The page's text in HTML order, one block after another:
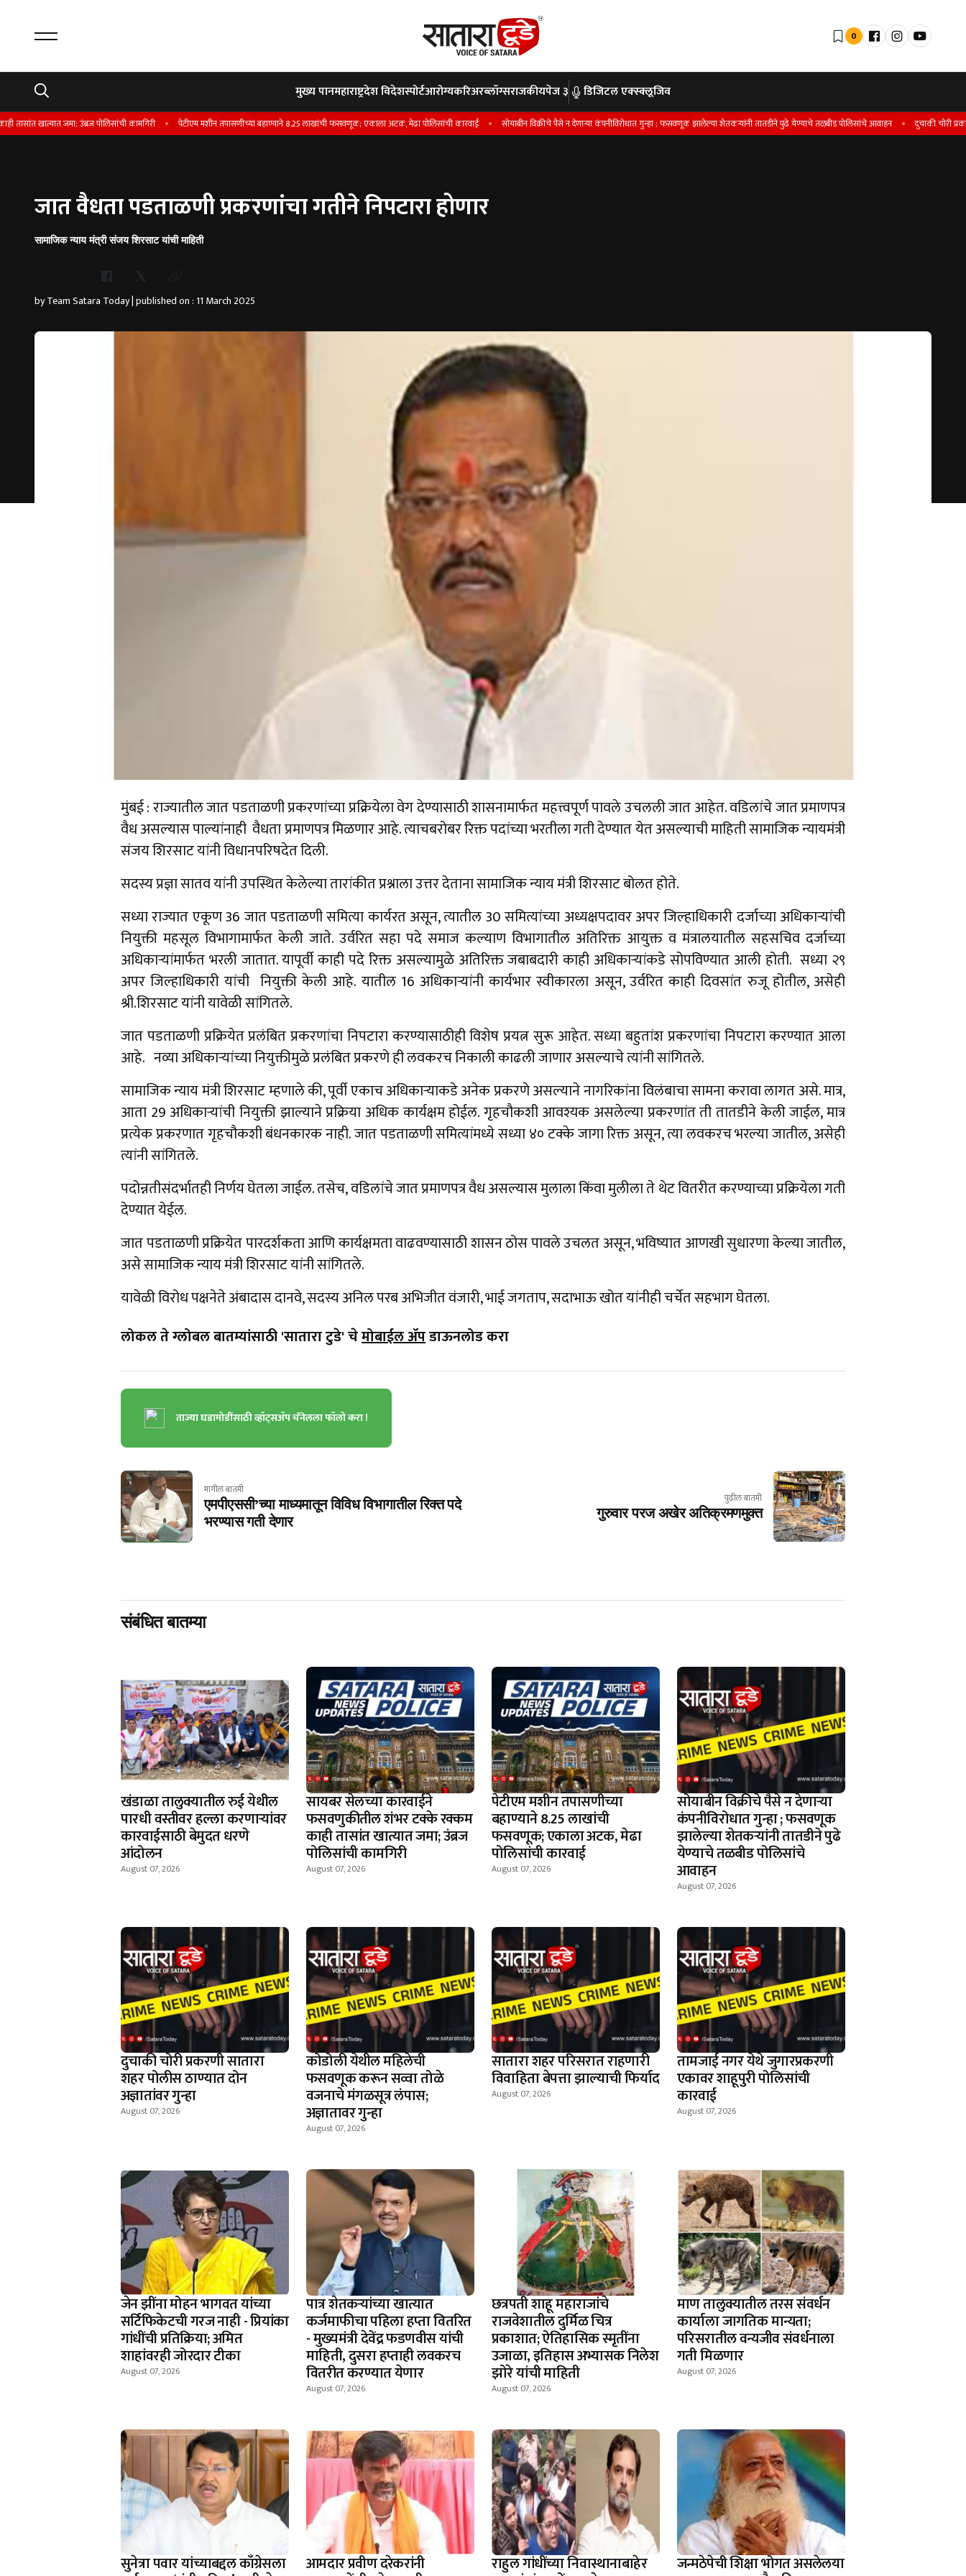
0
मुख्य पानमहाराष्ट्रदेश विदेशस्पोर्टआरोग्यकरिअरब्लॉग्सराजकीयपेज ३ डिजिटल एक्स्क्लूजिव
जमा; उंब्रज पोलिसांची कामगिरी पेटीएम मशीन तपासणीच्या बहाण्याने 8.25 लाखांची फसवणूक; एकाला अटक, मेढा पोलिसांची कारवाई सोयाबीन विक्रीचे पैसे न देणार्‍या कंपनीविरोधात गुन्हा ; फसवणूक झालेल्या शेतकर्‍यांनी तातडीने पुढे येण्याचे तळबीड पोलिसांचे आवाहन दुचाकी चोरी प्रकरणी सातारा
जात वैधता पडताळणी प्रकरणांचा गतीने निपटारा होणार
सामाजिक न्याय मंत्री संजय शिरसाट यांची माहिती
by Team Satara Today | published on : 11 March 2025
मुंबई : राज्यातील जात पडताळणी प्रकरणांच्या प्रक्रियेला वेग देण्यासाठी शासनामार्फत महत्त्वपूर्ण पावले उचलली जात आहेत. वडिलांचे जात प्रमाणपत्र
वैध असल्यास पाल्यांनाही वैधता प्रमाणपत्र मिळणार आहे. त्याचबरोबर रिक्त पदांच्या भरतीला गती देण्यात येत असल्याची माहिती सामाजिक न्यायमंत्री
संजय शिरसाट यांनी विधानपरिषदेत दिली.
सदस्य प्रज्ञा सातव यांनी उपस्थित केलेल्या तारांकीत प्रश्नाला उत्तर देताना सामाजिक न्याय मंत्री शिरसाट बोलत होते.
सध्या राज्यात एकूण 36 जात पडताळणी समित्या कार्यरत असून, त्यातील 30 समित्यांच्या अध्यक्षपदावर अपर जिल्हाधिकारी दर्जाच्या अधिकाऱ्यांची
नियुक्ती महसूल विभागामार्फत केली जाते. उर्वरित सहा पदे समाज कल्याण विभागातील अतिरिक्त आयुक्त व मंत्रालयातील सहसचिव दर्जाच्या
अधिकाऱ्यांमार्फत भरली जातात. यापूर्वी काही पदे रिक्त असल्यामुळे अतिरिक्त जबाबदारी काही अधिकाऱ्यांकडे सोपविण्यात आली होती. सध्या २९
अपर जिल्हाधिकारी यांची नियुक्ती केली आहे. यातील 16 अधिकाऱ्यांनी कार्यभार स्वीकारला असून, उर्वरित काही दिवसांत रुजू होतील, असेही
श्री.शिरसाट यांनी यावेळी सांगितले.
जात पडताळणी प्रक्रियेत प्रलंबित प्रकरणांचा निपटारा करण्यासाठीही विशेष प्रयत्न सुरू आहेत. सध्या बहुतांश प्रकरणांचा निपटारा करण्यात आला
आहे. नव्या अधिकाऱ्यांच्या नियुक्तीमुळे प्रलंबित प्रकरणे ही लवकरच निकाली काढली जाणार असल्याचे त्यांनी सांगितले.
सामाजिक न्याय मंत्री शिरसाट म्हणाले की, पूर्वी एकाच अधिकाऱ्याकडे अनेक प्रकरणे असल्याने नागरिकांना विलंबाचा सामना करावा लागत असे. मात्र,
आता 29 अधिकाऱ्यांची नियुक्ती झाल्याने प्रक्रिया अधिक कार्यक्षम होईल. गृहचौकशी आवश्यक असलेल्या प्रकरणांत ती तातडीने केली जाईल, मात्र
प्रत्येक प्रकरणात गृहचौकशी बंधनकारक नाही. जात पडताळणी समित्यांमध्ये सध्या ४० टक्के जागा रिक्त असून, त्या लवकरच भरल्या जातील, असेही
त्यांनी सांगितले.
पदोन्नतीसंदर्भातही निर्णय घेतला जाईल. तसेच, वडिलांचे जात प्रमाणपत्र वैध असल्यास मुलाला किंवा मुलीला ते थेट वितरीत करण्याच्या प्रक्रियेला गती
देण्यात येईल.
जात पडताळणी प्रक्रियेत पारदर्शकता आणि कार्यक्षमता वाढवण्यासाठी शासन ठोस पावले उचलत असून, भविष्यात आणखी सुधारणा केल्या जातील,
असे सामाजिक न्याय मंत्री शिरसाट यांनी सांगितले.
यावेळी विरोध पक्षनेते अंबादास दानवे, सदस्य अनिल परब अभिजीत वंजारी, भाई जगताप, सदाभाऊ खोत यांनीही चर्चेत सहभाग घेतला.
लोकल ते ग्लोबल बातम्यांसाठी 'सातारा टुडे' चेमोबाईल ॲपडाऊनलोड करा
ताज्या घडामोडींसाठी व्हॉट्सॲप चॅनेलला फॉलो करा !
मागील बातमी
एमपीएससी’च्या माध्यमातून विविध विभागातील रिक्त पदे
भरण्यास गती देणार
पुढील बातमी
गुरुवार परज अखेर अतिक्रमणमुक्त
संबंधित बातम्या
खंडाळा तालुक्यातील रुई येथील
पारधी वस्तीवर हल्ला करणाऱ्यांवर
कारवाईसाठी बेमुदत धरणे
आंदोलन
August 07, 2026
सायबर सेलच्या कारवाईने
फसवणुकीतील शंभर टक्के रक्कम
काही तासांत खात्यात जमा; उंब्रज
पोलिसांची कामगिरी
August 07, 2026
पेटीएम मशीन तपासणीच्या
बहाण्याने 8.25 लाखांची
फसवणूक; एकाला अटक, मेढा
पोलिसांची कारवाई
August 07, 2026
सोयाबीन विक्रीचे पैसे न देणार्‍या
कंपनीविरोधात गुन्हा ; फसवणूक
झालेल्या शेतकर्‍यांनी तातडीने पुढे
येण्याचे तळबीड पोलिसांचे
आवाहन
August 07, 2026
दुचाकी चोरी प्रकरणी सातारा
शहर पोलीस ठाण्यात दोन
अज्ञातांवर गुन्हा
August 07, 2026
कोडोली येथील महिलेची
फसवणूक करून सव्वा तोळे
वजनाचे मंगळसूत्र लंपास;
अज्ञातावर गुन्हा
August 07, 2026
सातारा शहर परिसरात राहणारी
विवाहिता बेपत्ता झाल्याची फिर्याद
August 07, 2026
तामजाई नगर येथे जुगारप्रकरणी
एकावर शाहूपुरी पोलिसांची
कारवाई
August 07, 2026
जेन झींना मोहन भागवत यांच्या
सर्टिफिकेटची गरज नाही - प्रियांका
गांधींची प्रतिक्रिया; अमित
शाहांवरही जोरदार टीका
August 07, 2026
पात्र शेतकऱ्यांच्या खात्यात
कर्जमाफीचा पहिला हप्ता वितरित
- मुख्यमंत्री देवेंद्र फडणवीस यांची
माहिती, दुसरा हप्ताही लवकरच
वितरीत करण्यात येणार
August 07, 2026
छत्रपती शाहू महाराजांचे
राजवेशातील दुर्मिळ चित्र
प्रकाशात; ऐतिहासिक स्मृतींना
उजाळा, इतिहास अभ्यासक निलेश
झोरे यांची माहिती
August 07, 2026
माण तालुक्यातील तरस संवर्धन
कार्याला जागतिक मान्यता;
परिसरातील वन्यजीव संवर्धनाला
गती मिळणार
August 07, 2026
सुनेत्रा पवार यांच्याबद्दल काँग्रेसला आमदार प्रवीण दरेकरांनी राहुल गांधींच्या निवास्थानाबाहेर जन्मठेपेची शिक्षा भोगत असलेलया